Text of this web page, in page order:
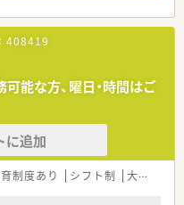
408419
能な方、曜日・時間はご
に追加
制度あり シフト制 大手チェーン以外